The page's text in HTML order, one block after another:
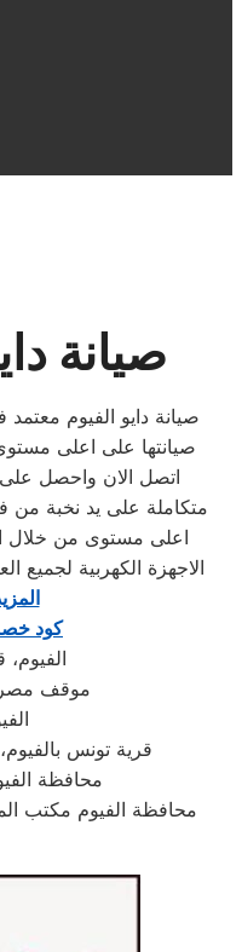
صيانة
صيانة دايو الفيوم
صيانتها على اعلى
اتصل الان واحصل
متكاملة على يد نخبة من
اعلى مستوى من خلال
الاجهزة الكهربية
كود
موقف
قرية تونس
محافظة
محافظة الفيوم مكتب